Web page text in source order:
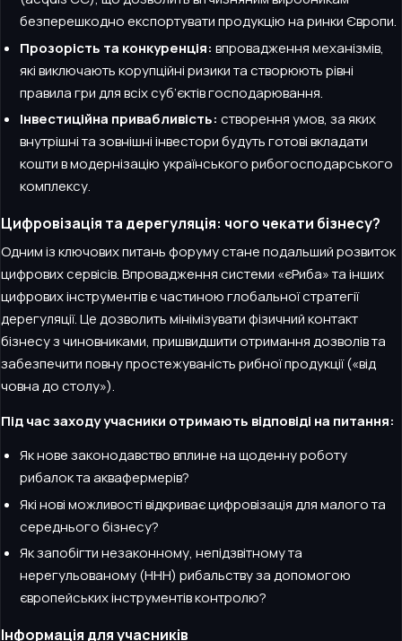
безперешкодно експортувати продукцію на ринки Європи.
Прозорість та конкуренція: впровадження механізмів,
які виключають корупційні ризики та створюють рівні
правила гри для всіх суб’єктів господарювання.
Інвестиційна привабливість: створення умов, за яких
внутрішні та зовнішні інвестори будуть готові вкладати
кошти в модернізацію українського рибогосподарського
комплексу.
Цифровізація та дерегуляція: чого чекати бізнесу?
Одним із ключових питань форуму стане подальший розвиток
цифрових сервісів. Впровадження системи «єРиба» та інших
цифрових інструментів є частиною глобальної стратегії
дерегуляції. Це дозволить мінімізувати фізичний контакт
бізнесу з чиновниками, пришвидшити отримання дозволів та
забезпечити повну простежуваність рибної продукції («від
човна до столу»).
Під час заходу учасники отримають відповіді на питання:
Як нове законодавство вплине на щоденну роботу
рибалок та аквафермерів?
Які нові можливості відкриває цифровізація для малого та
середнього бізнесу?
Як запобігти незаконному, непідзвітному та
нерегульованому (ННН) рибальству за допомогою
європейських інструментів контролю?
Інформація для учасників